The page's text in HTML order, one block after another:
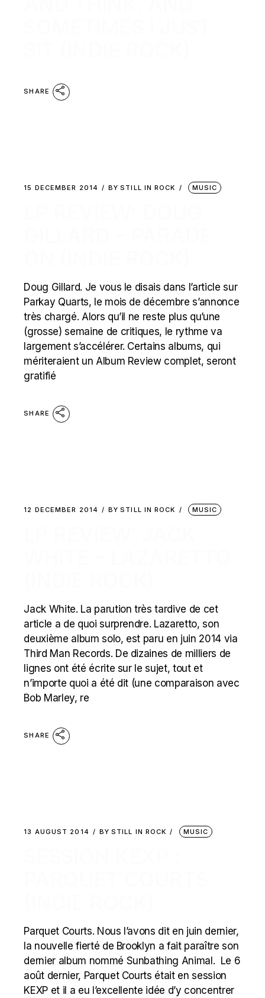
SHARE
15 DECEMBER 2014 BY STILL IN ROCK MUSIC
Doug Gillard. Je vous le disais dans l’article sur
Parkay Quarts, le mois de décembre s’annonce
très chargé. Alors qu’il ne reste plus qu’une
(grosse) semaine de critiques, le rythme va
largement s’accélérer. Certains albums, qui
mériteraient un Album Review complet, seront
gratifié
SHARE
12 DECEMBER 2014 BY STILL IN ROCK MUSIC
Jack White. La parution très tardive de cet
article a de quoi surprendre. Lazaretto, son
deuxième album solo, est paru en juin 2014 via
Third Man Records. De dizaines de milliers de
lignes ont été écrite sur le sujet, tout et
n’importe quoi a été dit (une comparaison avec
Bob Marley, re
SHARE
13 AUGUST 2014 BY STILL IN ROCK MUSIC
Parquet Courts. Nous l’avons dit en juin dernier,
la nouvelle fierté de Brooklyn a fait paraître son
dernier album nommé Sunbathing Animal. Le 6
août dernier, Parquet Courts était en session
KEXP et il a eu l’excellente idée d’y concentrer